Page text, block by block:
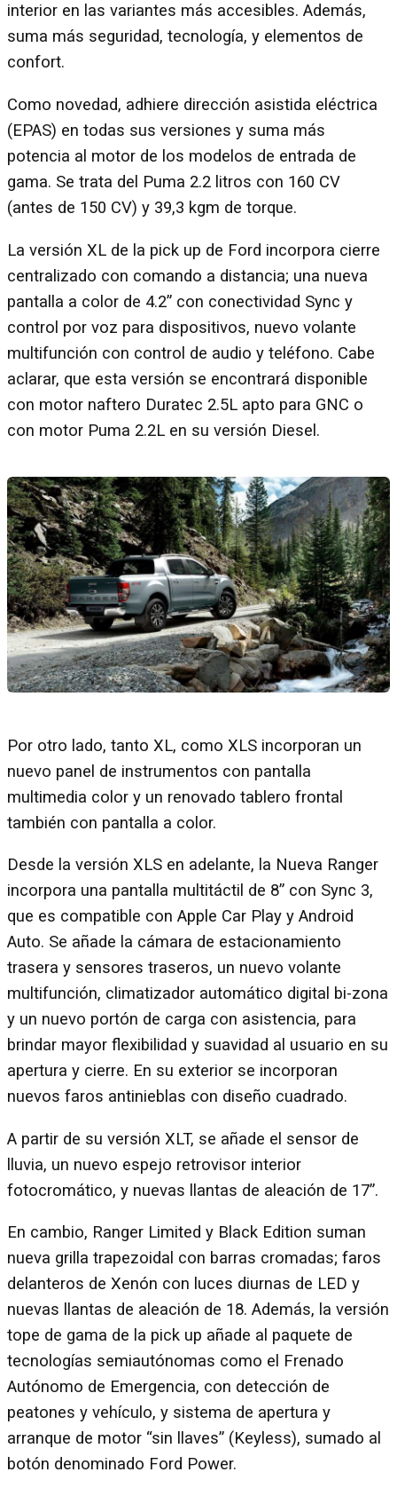
interior en las variantes más accesibles. Además,
suma más seguridad, tecnología, y elementos de
confort.
Como novedad, adhiere dirección asistida eléctrica
(EPAS) en todas sus versiones y suma más
potencia al motor de los modelos de entrada de
gama. Se trata del Puma 2.2 litros con 160 CV
(antes de 150 CV) y 39,3 kgm de torque.
La versión XL de la pick up de Ford incorpora cierre
centralizado con comando a distancia; una nueva
pantalla a color de 4.2” con conectividad Sync y
control por voz para dispositivos, nuevo volante
multifunción con control de audio y teléfono. Cabe
aclarar, que esta versión se encontrará disponible
con motor naftero Duratec 2.5L apto para GNC o
con motor Puma 2.2L en su versión Diesel.
Por otro lado, tanto XL, como XLS incorporan un
nuevo panel de instrumentos con pantalla
multimedia color y un renovado tablero frontal
también con pantalla a color.
Desde la versión XLS en adelante, la Nueva Ranger
incorpora una pantalla multitáctil de 8” con Sync 3,
que es compatible con Apple Car Play y Android
Auto. Se añade la cámara de estacionamiento
trasera y sensores traseros, un nuevo volante
multifunción, climatizador automático digital bi-zona
y un nuevo portón de carga con asistencia, para
brindar mayor flexibilidad y suavidad al usuario en su
apertura y cierre. En su exterior se incorporan
nuevos faros antinieblas con diseño cuadrado.
A partir de su versión XLT, se añade el sensor de
lluvia, un nuevo espejo retrovisor interior
fotocromático, y nuevas llantas de aleación de 17”.
En cambio, Ranger Limited y Black Edition suman
nueva grilla trapezoidal con barras cromadas; faros
delanteros de Xenón con luces diurnas de LED y
nuevas llantas de aleación de 18. Además, la versión
tope de gama de la pick up añade al paquete de
tecnologías semiautónomas como el Frenado
Autónomo de Emergencia, con detección de
peatones y vehículo, y sistema de apertura y
arranque de motor “sin llaves” (Keyless), sumado al
botón denominado Ford Power.